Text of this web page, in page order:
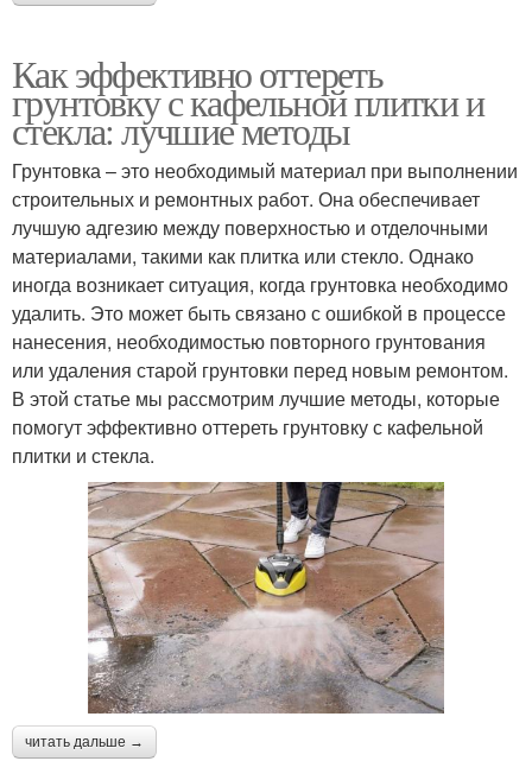
Как эффективно оттереть
грунтовку с кафельной плитки и
стекла: лучшие методы
Грунтовка – это необходимый материал при выполнении
строительных и ремонтных работ. Она обеспечивает
лучшую адгезию между поверхностью и отделочными
материалами, такими как плитка или стекло. Однако
иногда возникает ситуация, когда грунтовка необходимо
удалить. Это может быть связано с ошибкой в процессе
нанесения, необходимостью повторного грунтования
или удаления старой грунтовки перед новым ремонтом.
В этой статье мы рассмотрим лучшие методы, которые
помогут эффективно оттереть грунтовку с кафельной
плитки и стекла.
читать дальше →